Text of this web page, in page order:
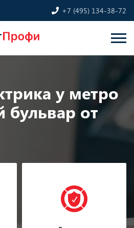
+7 (495) 134-38-72
у метро
бульвар от